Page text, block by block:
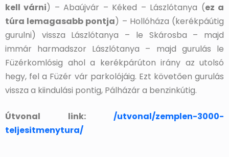
kell várni) – Abaújvár – Kéked – Lászlótanya (ez a
túra lemagasabb pontja) – Hollóháza (kerékpáútig
gurulni) vissza Lászlótanya – le Skárosba – majd
immár harmadszor Lászlótanya – majd gurulás le
Füzérkomlósig ahol a kerékpárúton irány az utolsó
hegy, fel a Füzér vár parkolójáig. Ezt követően gurulás
vissza a kiindulási pontig, Pálházár a benzinkútig.
Útvonal link: /utvonal/zemplen-3000-
teljesitmenytura/